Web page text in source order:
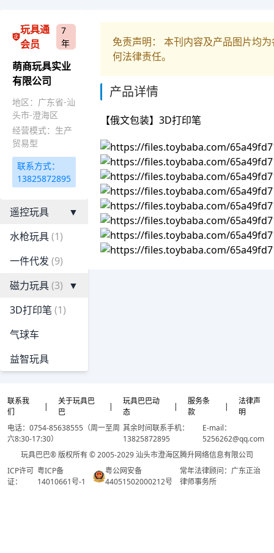
玩具通
会员
7
年
萌商玩具实业
有限公司
地区：广东省-汕
头市-澄海区
经营模式：生产
贸易型
联系方式：
13825872895
遥控玩具
▼
水枪玩具(1)
一件代发 (9)
磁力玩具(3) ▼
3D打印笔 (1)
气球车
益智玩具
免责声明： 本刊内容及产品图片均
何法律责任。
产品详情
【俄文包装】3D打印笔
联系我
们
|
关于玩具巴
巴
|
玩具巴巴动
态
|
服务条
款
|
法律声
明
电话：0754-85638555（周一至周
六8:30-17:30）
其余时间联系手机：
13825872895
E-mail：
5256262@qq.com
玩具巴巴® 版权所有 © 2005-2029 汕头市澄海区腾升网络信息有限公司
ICP许可
证：
粤ICP备
14010661号-1
粤公网安备
44051502000212号
常年法律顾问：广东正治
律师事务所